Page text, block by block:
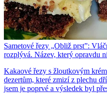
Sametové řezy „Obliž prst”:
rozplývá. Název, který opravdu
Kakaové řezy s žloutkovým
dezertům, které zmizí z plechu
jsem je poprvé a výsledek byl